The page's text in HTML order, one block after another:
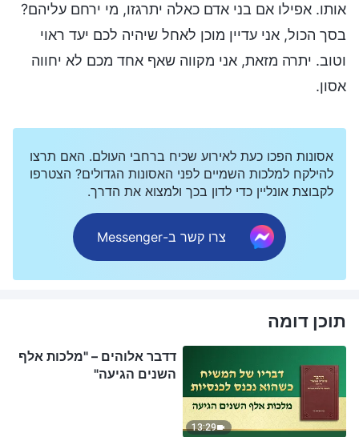
אותו. אפילו אם בני אדם כאלה יתרגזו, מי ירחם עליהם?
בסך הכול, אני עדיין מוכן לאחל שיהיה לכם יעד ראוי
וטוב. יתרה מזאת, אני מקווה שאף אחד מכם לא יחווה
אסון.
אסונות הפכו כעת לאירוע שכיח ברחבי העולם. האם תרצו
להילקח למלכות השמיים לפני האסונות הגדולים? הצטרפו
לקבוצת אונליין כדי לדון בכך ולמצוא את הדרך.
צרו קשר ב-Messenger
תוכן דומה
13:29
דדבר אלוהים – "מלכות אלף
השנים הגיעה"